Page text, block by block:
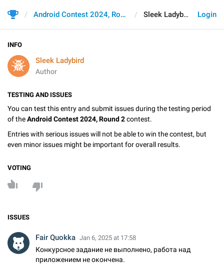
Login
Android Contest 2024, Round 2 Sleek Ladybird
INFO
Sleek Ladybird
Author
TESTING AND ISSUES
You can test this entry and submit issues during the testing period
of theAndroid Contest 2024, Round 2contest.
Entries with serious issues will not be able to win the contest, but
even minor issues might be important for overall results.
VOTING
ISSUES
Fair Quokka Jan 6, 2025 at 17:58
Конкурсное задание не выполнено, работа над
приложением не окончена.